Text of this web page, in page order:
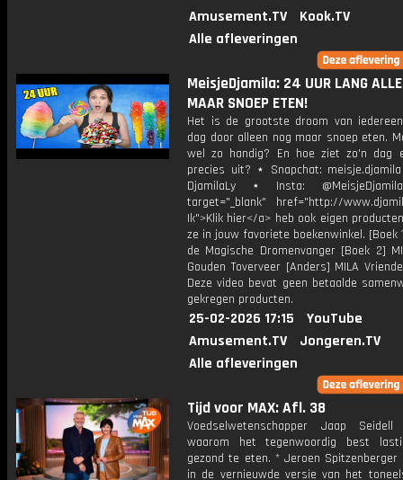
Amusement.TV
Kook.TV
Alle afleveringen
MeisjeDjamila: 24 UUR LANG
MAAR SNOEP ETEN!
Het is de grootste droom van
dag door alleen nog maar snoep eten.
wel zo handig? En hoe ziet zo'n dag
precies uit? ⋆ Snapchat: meisje.djamila
DjamilaLy ⋆ Insta:
target="_blank" href="http://
Ik">Klik hier</a> heb ook eigen
ze in jouw favoriete boekenwinkel. [Boek
de Magische Dromenvanger [Boek 2]
Gouden Toverveer [Anders] MILA
Deze video bevat geen betaalde
gekregen producten.
25-02-2026 17:15
YouTube
Amusement.TV
Jongeren.TV
Alle afleveringen
Tijd voor MAX: Afl. 38
Voedselwetenschapper Jaap
waarom het tegenwoordig best
gezond te eten. * Jeroen
in de vernieuwde versie van het